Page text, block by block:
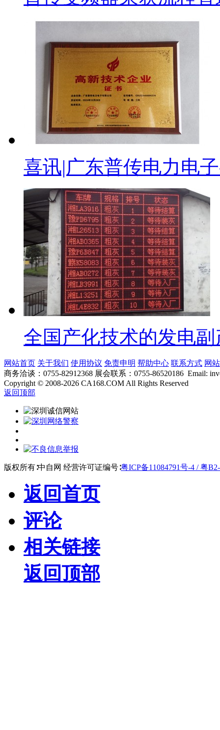
喜讯|广东普传电力电
全国产化技术的发电副
网站首页 关于我们 使用协议 免责申明 帮助中心 联系方式 网
商务洽谈：0755-82912368 展会联系：0755-86520186 Email:
Copyright © 2008-2026 CA168.COM All Rights Reserved
返回顶部
版权所有∶中自网 经营许可证编号∶粤ICP备11084791号-4 / 粤
返回首页
评论
相关链接
返回顶部